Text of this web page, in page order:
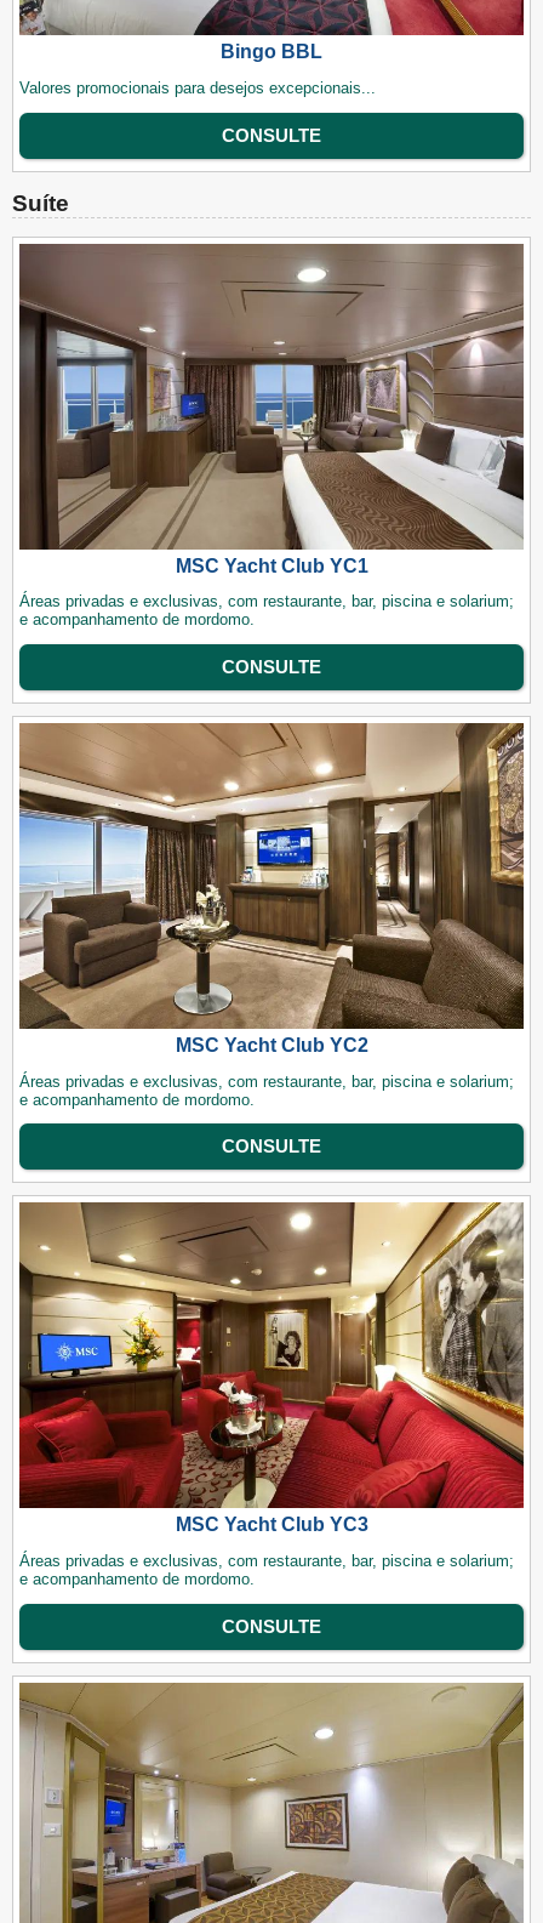
Bingo BBL
Valores promocionais para desejos excepcionais...
CONSULTE
Suíte
MSC Yacht Club YC1
Áreas privadas e exclusivas, com restaurante, bar, piscina e solarium;
e acompanhamento de mordomo.
CONSULTE
MSC Yacht Club YC2
Áreas privadas e exclusivas, com restaurante, bar, piscina e solarium;
e acompanhamento de mordomo.
CONSULTE
MSC Yacht Club YC3
Áreas privadas e exclusivas, com restaurante, bar, piscina e solarium;
e acompanhamento de mordomo.
CONSULTE